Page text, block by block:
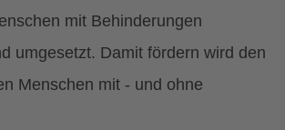
mit Behinderungen
umgesetzt. Damit fördern wird den
Menschen mit - und ohne